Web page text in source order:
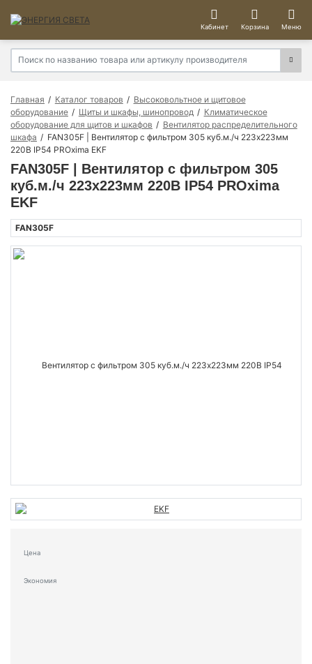
Кабинет Корзина Меню
Главная Каталог товаров
Высоковольтное и щитовое
оборудование
Щиты и шкафы, шинопровод
Климатическое
оборудование для щитов и шкафов
Вентилятор распределительного
шкафа
FAN305F | Вентилятор с фильтром 305 куб.м./ч 223x223мм
220В IP54 PROxima EKF
FAN305F | Вентилятор с фильтром 305
куб.м./ч 223x223мм 220В IP54 PROxima
EKF
FAN305F
Цена
Экономия